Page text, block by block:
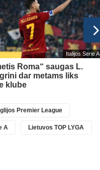
Italijos Serie A
Roma“ saugas L.
dar metams liks
klube
Premier League
A Lietuvos TOP LYGA